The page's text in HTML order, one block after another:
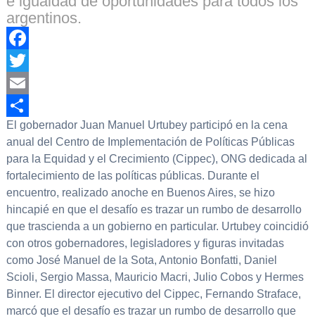
argentinos.
Facebook
Twitter
Email
Compartir
El gobernador Juan Manuel Urtubey participó en la cena
anual del Centro de Implementación de Políticas Públicas
para la Equidad y el Crecimiento (Cippec), ONG dedicada al
fortalecimiento de las políticas públicas. Durante el
encuentro, realizado anoche en Buenos Aires, se hizo
hincapié en que el desafío es trazar un rumbo de desarrollo
que trascienda a un gobierno en particular. Urtubey coincidió
con otros gobernadores, legisladores y figuras invitadas
como José Manuel de la Sota, Antonio Bonfatti, Daniel
Scioli, Sergio Massa, Mauricio Macri, Julio Cobos y Hermes
Binner. El director ejecutivo del Cippec, Fernando Straface,
marcó que el desafío es trazar un rumbo de desarrollo que